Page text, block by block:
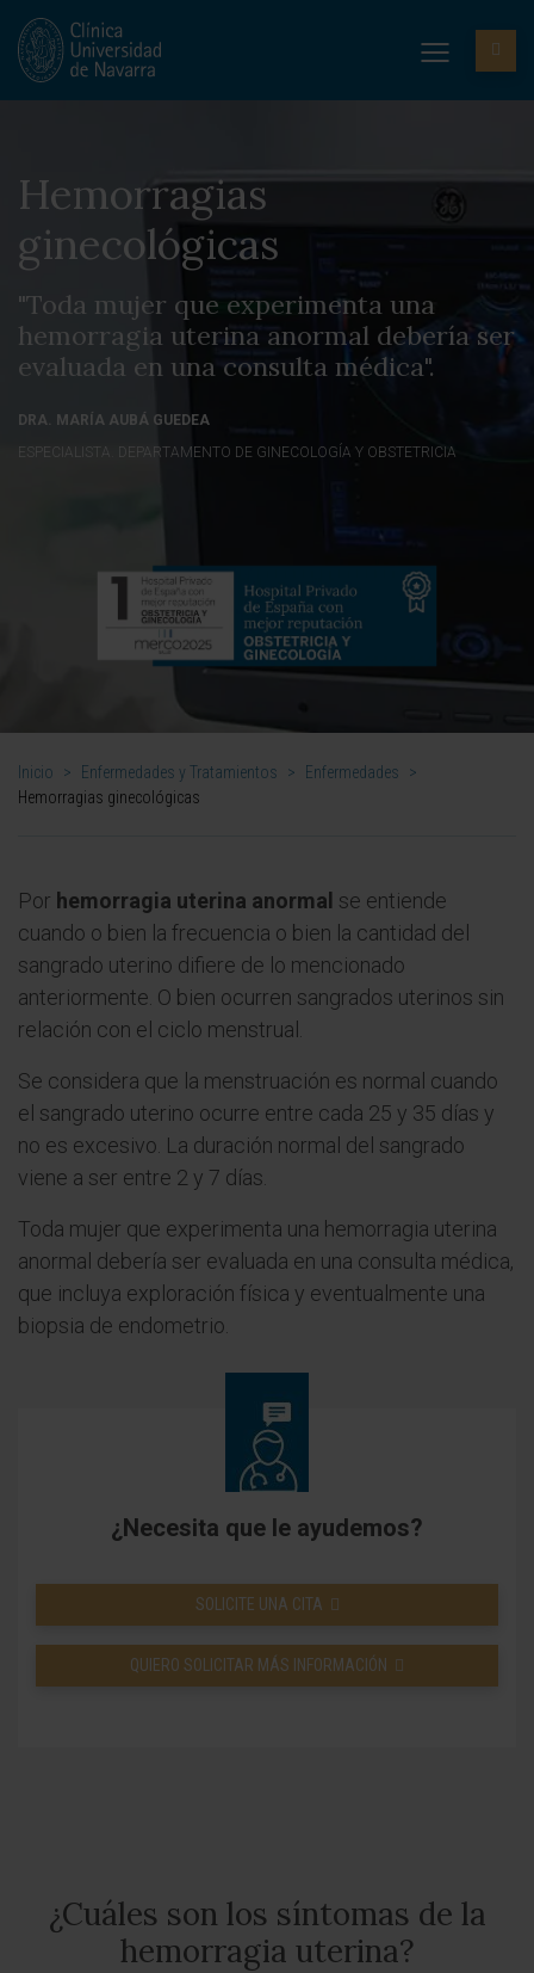
Hemorragias
ginecológicas
"Toda mujer que experimenta una
hemorragia uterina anormal debería ser
evaluada en una consulta médica".
DRA. MARÍA AUBÁ GUEDEA
ESPECIALISTA. DEPARTAMENTO DE GINECOLOGÍA Y OBSTETRICIA
Inicio > Enfermedades y Tratamientos > Enfermedades
>
Hemorragias ginecológicas
Por hemorragia uterina anormal se entiende
cuando o bien la frecuencia o bien la cantidad del
sangrado uterino difiere de lo mencionado
anteriormente. O bien ocurren sangrados uterinos sin
relación con el ciclo menstrual.
Se considera que la menstruación es normal cuando
el sangrado uterino ocurre entre cada 25 y 35 días y
no es excesivo. La duración normal del sangrado
viene a ser entre 2 y 7 días.
Toda mujer que experimenta una hemorragia uterina
anormal debería ser evaluada en una consulta médica,
que incluya exploración física y eventualmente una
biopsia de endometrio.
¿Necesita que le ayudemos?
SOLICITE UNA CITA
QUIERO SOLICITAR MÁS INFORMACIÓN
¿Cuáles son los síntomas de la
hemorragia uterina?